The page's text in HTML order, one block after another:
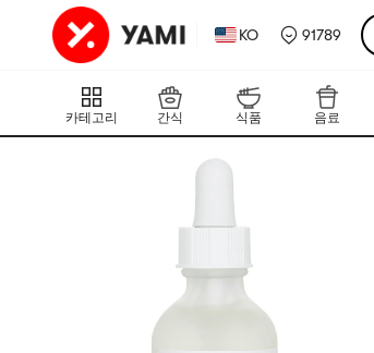
KO 91789
카테고리 간식 식품 음료